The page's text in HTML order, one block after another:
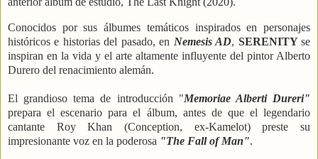
Conocidos por sus álbumes temáticos inspirados en personajes
históricos e historias del pasado, en Nemesis AD, SERENITYse
inspiran en la vida y el arte altamente influyente del pintor Alberto
Durero del renacimiento alemán.
El grandioso tema de introducción "Memoriae Alberti Dureri"
prepara el escenario para el álbum, antes de que el legendario
cantante Roy Khan (Conception, ex-Kamelot) preste su
impresionante voz en la poderosa "The Fall of Man".